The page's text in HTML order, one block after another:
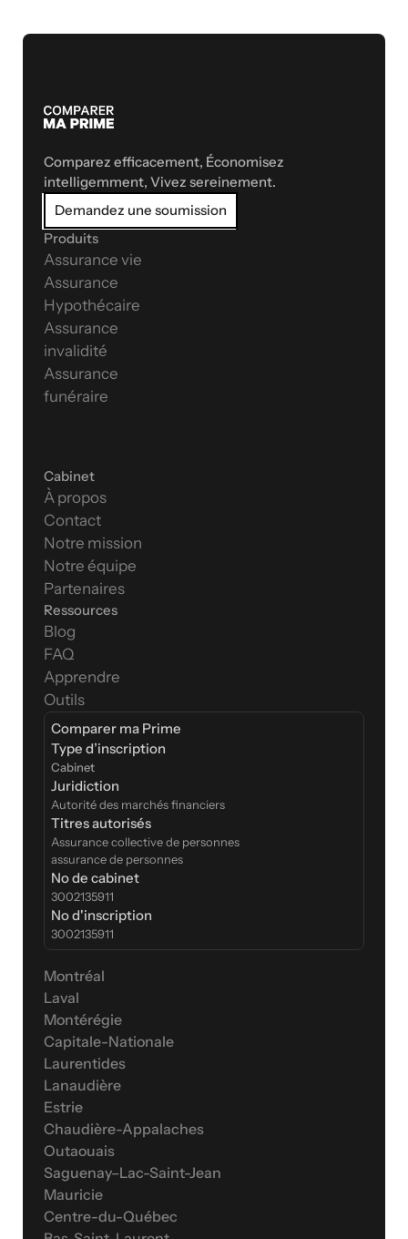
Comparez efficacement, Économisez
intelligemment, Vivez sereinement.
Demandez une soumission
Produits
Assurance vie
Assurance
Hypothécaire
Assurance
invalidité
Assurance
funéraire
Cabinet
À propos
Contact
Notre mission
Notre équipe
Partenaires
Ressources
Blog
FAQ
Apprendre
Outils
Comparer ma Prime
Type d’inscription
Cabinet
Juridiction
Autorité des marchés financiers
Titres autorisés
Assurance collective de personnes
assurance de personnes
No de cabinet
3002135911
No d'inscription
3002135911
Montréal
Laval
Montérégie
Capitale-Nationale
Laurentides
Lanaudière
Estrie
Chaudière-Appalaches
Outaouais
Saguenay–Lac-Saint-Jean
Mauricie
Centre-du-Québec